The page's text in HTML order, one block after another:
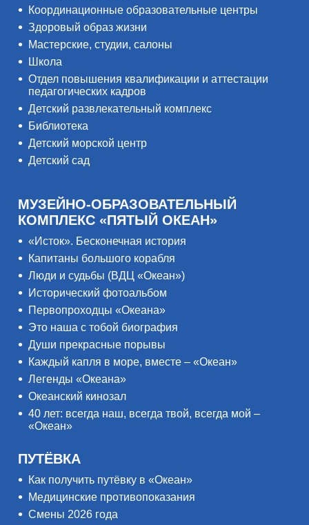
Координационные образовательные центры
Здоровый образ жизни
Мастерские, студии, салоны
Школа
Отдел повышения квалификации и аттестации
педагогических кадров
Детский развлекательный комплекс
Библиотека
Детский морской центр
Детский сад
МУЗЕЙНО-ОБРАЗОВАТЕЛЬНЫЙ
КОМПЛЕКС «ПЯТЫЙ ОКЕАН»
«Исток». Бесконечная история
Капитаны большого корабля
Люди и судьбы (ВДЦ «Океан»)
Исторический фотоальбом
Первопроходцы «Океана»
Это наша с тобой биография
Души прекрасные порывы
Каждый капля в море, вместе – «Океан»
Легенды «Океана»
Океанский кинозал
40 лет: всегда наш, всегда твой, всегда мой –
«Океан»
ПУТЁВКА
Как получить путёвку в «Океан»
Медицинские противопоказания
Смены 2026 года